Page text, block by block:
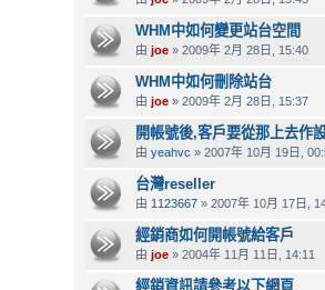
WHM中如何變更站台空間
由 joe » 2009年 2月 28日, 15:40
WHM中如何刪除站台
由 joe » 2009年 2月 28日, 15:37
開帳號後,客戶要從那上去作
由 yeahvc » 2007年 10月 19日,
台灣reseller
由 1123667 » 2007年 10月 17日,
經銷商如何開帳號給客戶
由 joe » 2004年 11月 11日, 14:11
經銷資訊請參考以下網頁